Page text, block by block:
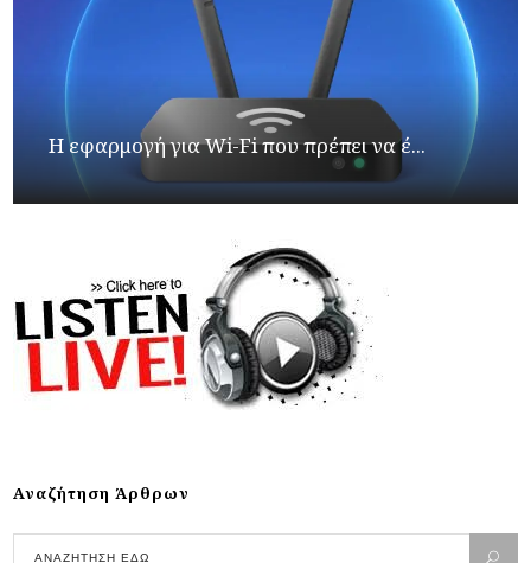
Η εφαρμογή για Wi-Fi που πρέπει να έ...
Αναζήτηση Άρθρων